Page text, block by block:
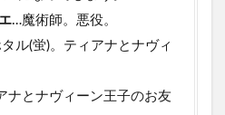
…魔術師。悪役。
ル(蛍)。ティアナとナヴィ
ナとナヴィーン王子のお友